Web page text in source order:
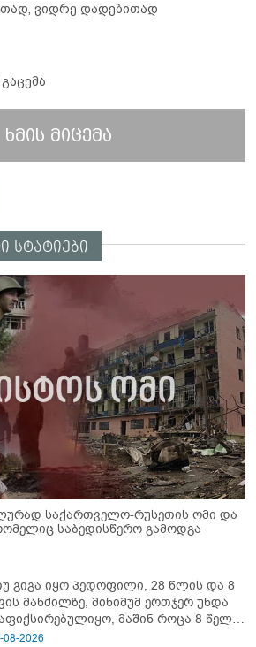
ვიდრე დადებითად
ხმის მიცემა
სტატიები
საქართველო-რუსეთის ომი და
საბედისწერო გამოდგა
გიგა იყო პედოფილი, 28 წლის და 8
მანძილზე, მინიმუმ ერთჯერ უნდა
მაშინ როცა 8 წელი
მოსწავლეებს! - იპოვონ ერთი
08-2026